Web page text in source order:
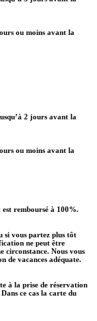
ou moins avant la
2 jours avant la
ou moins avant la
remboursé à 100%.
si vous partez plus tôt
ne peut être
circonstance. Nous vous
de vacances adéquate.
à la prise de réservation
ce cas la carte du